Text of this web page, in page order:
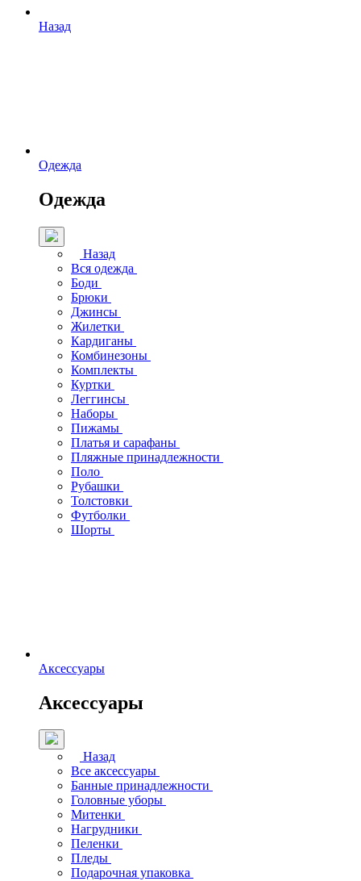
Назад
Одежда
Одежда
Назад
Вся одежда
Боди
Брюки
Джинсы
Жилетки
Кардиганы
Комбинезоны
Комплекты
Куртки
Леггинсы
Наборы
Пижамы
Платья и сарафаны
Пляжные принадлежности
Поло
Рубашки
Толстовки
Футболки
Шорты
Аксессуары
Аксессуары
Назад
Все аксессуары
Банные принадлежности
Головные уборы
Митенки
Нагрудники
Пеленки
Пледы
Подарочная упаковка